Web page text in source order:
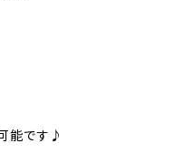
能です♪